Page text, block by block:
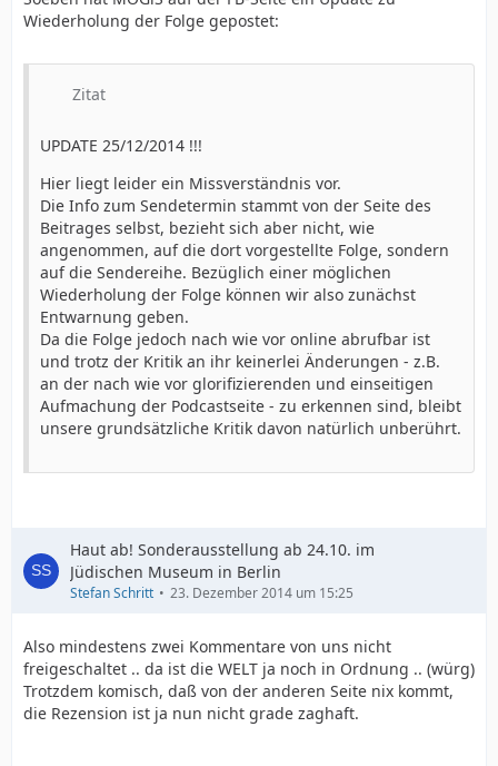
Wiederholung der Folge gepostet:
Zitat
UPDATE 25/12/2014 !!!
Hier liegt leider ein Missverständnis vor.
Die Info zum Sendetermin stammt von der Seite des
Beitrages selbst, bezieht sich aber nicht, wie
angenommen, auf die dort vorgestellte Folge, sondern
auf die Sendereihe. Bezüglich einer möglichen
Wiederholung der Folge können wir also zunächst
Entwarnung geben.
Da die Folge jedoch nach wie vor online abrufbar ist
und trotz der Kritik an ihr keinerlei Änderungen - z.B.
an der nach wie vor glorifizierenden und einseitigen
Aufmachung der Podcastseite - zu erkennen sind, bleibt
unsere grundsätzliche Kritik davon natürlich unberührt.
Haut ab! Sonderausstellung ab 24.10. im
Jüdischen Museum in Berlin
Stefan Schritt 23. Dezember 2014 um 15:25
Also mindestens zwei Kommentare von uns nicht
freigeschaltet .. da ist die WELT ja noch in Ordnung .. (würg)
Trotzdem komisch, daß von der anderen Seite nix kommt,
die Rezension ist ja nun nicht grade zaghaft.